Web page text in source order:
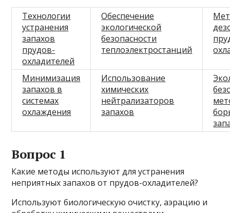
Технологии
устранения
запахов
прудов-
охладителей
Обеспечение
экологической
безопасности
теплоэлектростанций
Минимизация
запахов в
системах
охлаждения
Использование
химических
нейтрализаторов
запахов
Вопрос 1
Какие методы используют для устранения
неприятных запахов от прудов-охладителей?
Используют биологическую очистку, аэрацию и